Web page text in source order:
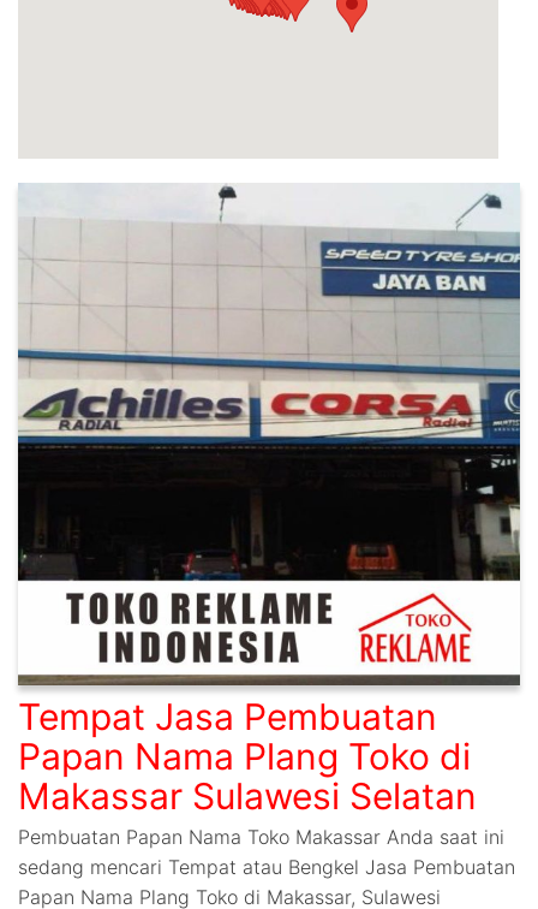
Tempat Jasa Pembuatan
Papan Nama Plang Toko di
Makassar Sulawesi Selatan
Pembuatan Papan Nama Toko Makassar Anda saat ini
sedang mencari Tempat atau Bengkel Jasa Pembuatan
Papan Nama Plang Toko di Makassar, Sulawesi